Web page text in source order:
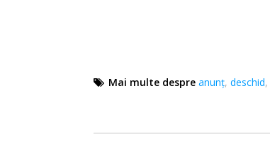
Mai multe despre anunț, deschid,